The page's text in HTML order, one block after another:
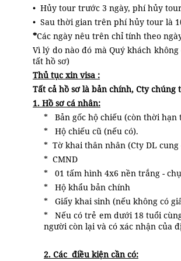
• Hủy tour trước 3 ngày, phí hủy
• Sau thời gian trên phí hủy tour là
*Các ngày nêu trên chỉ tính theo
Vì lý do nào đó mà Quý khách
tất hồ sơ)
Thủ tục xin visa :
Tất cả hồ sơ là bản chính, Cty
1. Hồ sơ cá nhân:
* Bản gốc hộ chiếu (còn thời hạn
* Hộ chiếu cũ (nếu có).
* Tờ khai thân nhân (Cty DL cung
* CMND
* 01 tấm hình 4x6 nền trắng -
* Hộ khẩu bản chính
* Giấy khai sinh (nếu không có
* Nếu có trẻ em dưới 18 tuổi
người còn lại và có xác nhận của
2. Các điều kiện cần có: